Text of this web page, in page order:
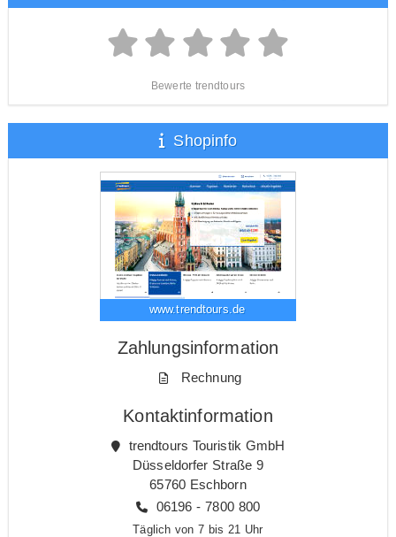
Bewerte trendtours
Shopinfo
www.trendtours.de
Zahlungsinformation
Rechnung
Kontaktinformation
trendtours Touristik GmbH
Düsseldorfer Straße 9
65760 Eschborn
06196 - 7800 800
Täglich von 7 bis 21 Uhr